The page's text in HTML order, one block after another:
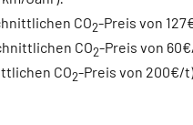
CO2-Preis von
CO2-Preis von
CO2-Preis von 200€/t)